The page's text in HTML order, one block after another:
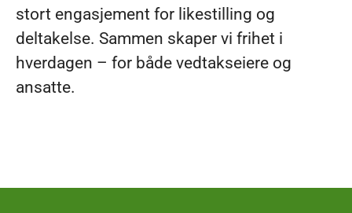
stort engasjement for likestilling og
deltakelse. Sammen skaper vi frihet i
hverdagen – for både vedtakseiere og
ansatte.